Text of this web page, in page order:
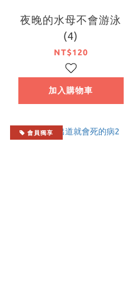
夜晚的水母不會游泳
(4)
NT$120
加入購物車
會員獨享